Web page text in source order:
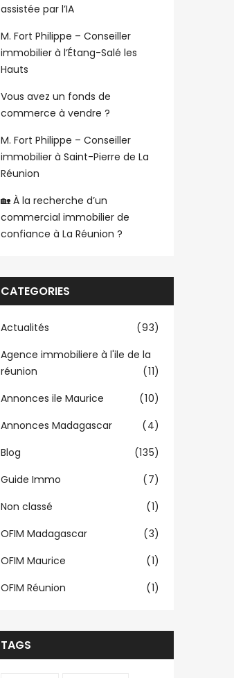
assistée par l’IA
M. Fort Philippe – Conseiller
immobilier à l’Étang-Salé les
Hauts
Vous avez un fonds de
commerce à vendre ?
M. Fort Philippe – Conseiller
immobilier à Saint-Pierre de La
Réunion
🏡 À la recherche d’un
commercial immobilier de
confiance à La Réunion ?
CATEGORIES
Actualités
(93)
Agence immobiliere à l'ile de la
réunion
(11)
Annonces ile Maurice
(10)
Annonces Madagascar
(4)
Blog
(135)
Guide Immo
(7)
Non classé
(1)
OFIM Madagascar
(3)
OFIM Maurice
(1)
OFIM Réunion
(1)
TAGS